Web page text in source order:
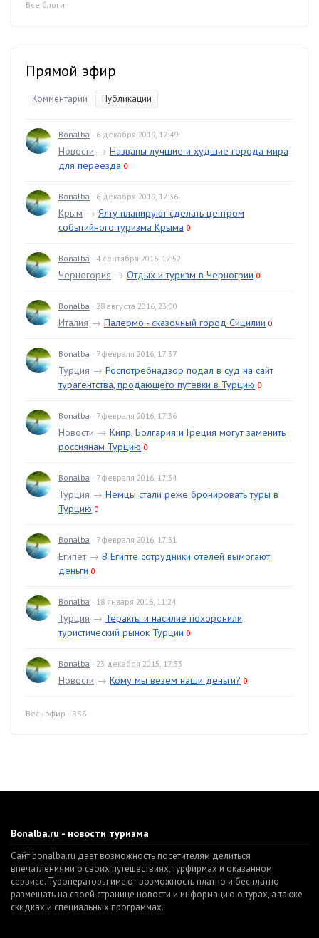
Все блоги
Прямой эфир
Комментарии Публикации
Bonalba · 6 декабря 2019, 17:49
Новости → Названы лучшие и худшие города мира
для переезда 0
Bonalba · 6 декабря 2019, 17:36
Крым → Ялту планируют сделать центром
событийного туризма Крыма 0
Bonalba · 4 сентября 2016, 17:52
Черногория → Отдых и туризм в Черногрии 0
Bonalba · 28 августа 2016, 23:00
Италия → Палермо - сказочный город Сицилии 0
Bonalba · 7 февраля 2016, 17:37
Турция → Роспотребнадзор подал в суд на сайт
турагентства, продающего путевки в Турцию 0
Bonalba · 7 февраля 2016, 17:36
Новости → Кипр, Болгария и Греция могут заменить
россиянам Турцию 0
Bonalba · 7 февраля 2016, 17:34
Турция → Немцы стали реже бронировать туры в
Турцию 0
Bonalba · 7 февраля 2016, 17:31
Египет→ В Египте сотрудники отелей вымогают
деньги 0
Bonalba · 18 января 2016, 11:24
Турция → Теракты и насилие похоронили
туристический рынок Турции 0
Bonalba · 23 декабря 2015, 17:33
Новости → Кому мы везём наши деньги? 0
Весь эфир · RSS
Bonalba.ru - новости туризма
Сайт bonalba.ru дает возможность посетителям делиться
впечатлениями о своих путешествиях, турфирмах и оказанном
сервисе. Туроператоры имеют возможность платно и бесплатно
размещать на своей странице новости и информацию о турах, а также
скидках и специальных программах.